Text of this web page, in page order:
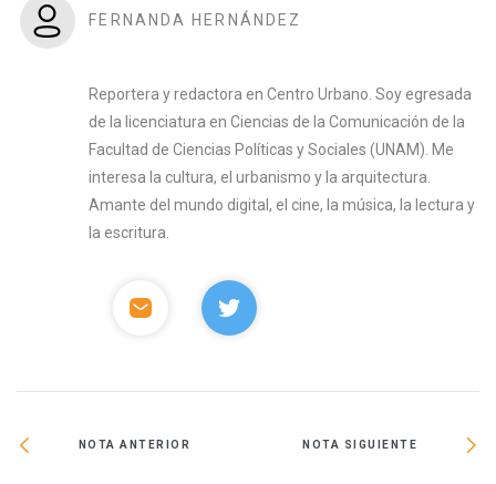
FERNANDA HERNÁNDEZ
Reportera y redactora en Centro Urbano. Soy egresada
de la licenciatura en Ciencias de la Comunicación de la
Facultad de Ciencias Políticas y Sociales (UNAM). Me
interesa la cultura, el urbanismo y la arquitectura.
Amante del mundo digital, el cine, la música, la lectura y
la escritura.
NOTA ANTERIOR NOTA SIGUIENTE